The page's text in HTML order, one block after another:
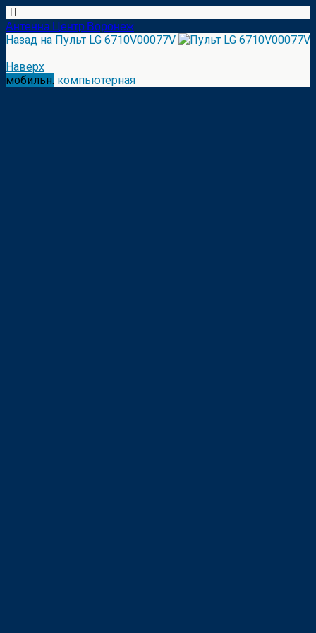
Антенна Центр Воронеж
Назад на Пульт LG 6710V00077V
Наверх
мобильн. компьютерная